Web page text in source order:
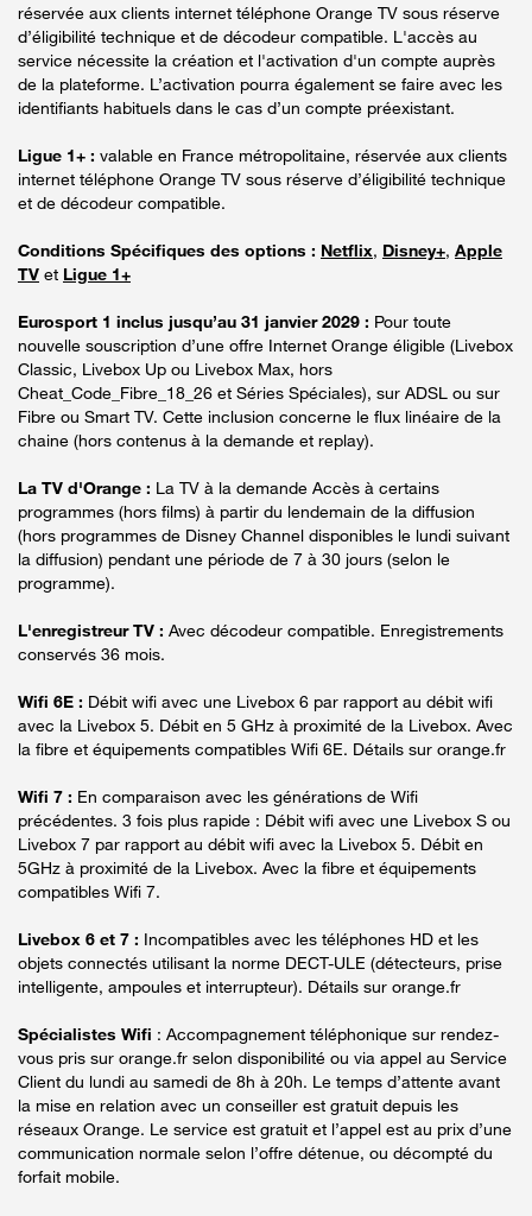
réservée aux clients internet téléphone Orange TV sous réserve
d’éligibilité technique et de décodeur compatible. L'accès au
service nécessite la création et l'activation d'un compte auprès
de la plateforme. L’activation pourra également se faire avec les
identifiants habituels dans le cas d’un compte préexistant.
Ligue 1+ : valable en France métropolitaine, réservée aux clients
internet téléphone Orange TV sous réserve d’éligibilité technique
et de décodeur compatible.
Conditions Spécifiques des options : Netflix, Disney+, Apple
TV et Ligue 1+
Eurosport 1 inclus jusqu’au 31 janvier 2029 : Pour toute
nouvelle souscription d’une offre Internet Orange éligible (Livebox
Classic, Livebox Up ou Livebox Max, hors
Cheat_Code_Fibre_18_26 et Séries Spéciales), sur ADSL ou sur
Fibre ou Smart TV. Cette inclusion concerne le flux linéaire de la
chaine (hors contenus à la demande et replay).
La TV d'Orange : La TV à la demande Accès à certains
programmes (hors films) à partir du lendemain de la diffusion
(hors programmes de Disney Channel disponibles le lundi suivant
la diffusion) pendant une période de 7 à 30 jours (selon le
programme).
L'enregistreur TV : Avec décodeur compatible. Enregistrements
conservés 36 mois.
Wifi 6E : Débit wifi avec une Livebox 6 par rapport au débit wifi
avec la Livebox 5. Débit en 5 GHz à proximité de la Livebox. Avec
la fibre et équipements compatibles Wifi 6E. Détails sur orange.fr
Wifi 7 : En comparaison avec les générations de Wifi
précédentes. 3 fois plus rapide : Débit wifi avec une Livebox S ou
Livebox 7 par rapport au débit wifi avec la Livebox 5. Débit en
5GHz à proximité de la Livebox. Avec la fibre et équipements
compatibles Wifi 7.
Livebox 6 et 7 : Incompatibles avec les téléphones HD et les
objets connectés utilisant la norme DECT-ULE (détecteurs, prise
intelligente, ampoules et interrupteur). Détails sur orange.fr
Spécialistes Wifi : Accompagnement téléphonique sur rendez-
vous pris sur orange.fr selon disponibilité ou via appel au Service
Client du lundi au samedi de 8h à 20h. Le temps d’attente avant
la mise en relation avec un conseiller est gratuit depuis les
réseaux Orange. Le service est gratuit et l’appel est au prix d’une
communication normale selon l’offre détenue, ou décompté du
forfait mobile.